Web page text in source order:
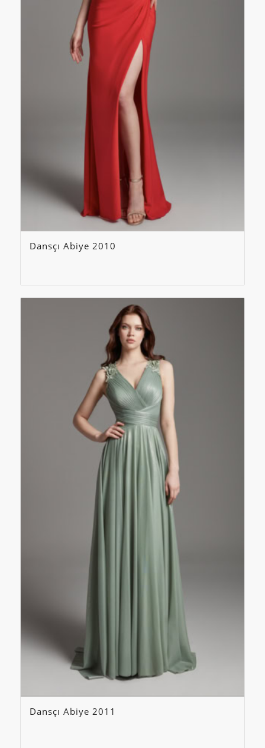
Dansçı Abiye 2010
Dansçı Abiye 2011